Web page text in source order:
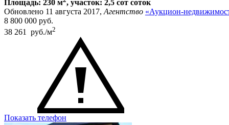
Площадь: 230 м , участок: 2,5 сот соток
Обновлено 11 августа 2017, Агентство «Аукцион-
8 800 000 руб.
38 261 руб./м2
Показать телефон